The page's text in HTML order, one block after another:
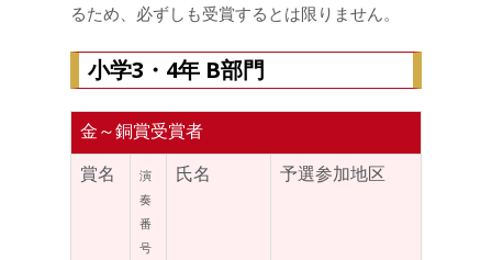
るため、必ずしも受賞するとは限りません。
小学3・4年 B部門
金～銅賞受賞者
賞名
演
奏
番
号
氏名 予選参加地区